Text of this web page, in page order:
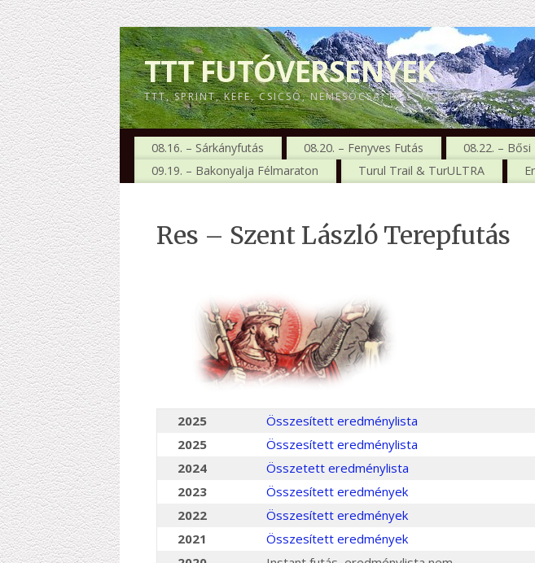
TTT FUTÓVERSENYEK
TTT, SPRINT, KEFE, CSICSÓ, NEMESÓCSA, BŐS, MSE, GTC
08.16. – Sárkányfutás 08.20. – Fenyves Futás 08.22. – Bősi
09.19. – Bakonyalja Félmaraton
Turul Trail & TurULTRA
Res – Szent László Terepfutás
2025
Összesített eredménylista
2025
Összesített eredménylista
2024
Összetett eredménylista
2023
Összesített eredmények
2022
Összesített eredmények
2021
Összesített eredmények